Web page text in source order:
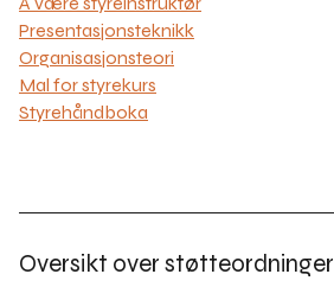
Presentasjonsteknikk
Organisasjonsteori
Mal for styrekurs
Styrehåndboka
Oversikt over støtteordninger